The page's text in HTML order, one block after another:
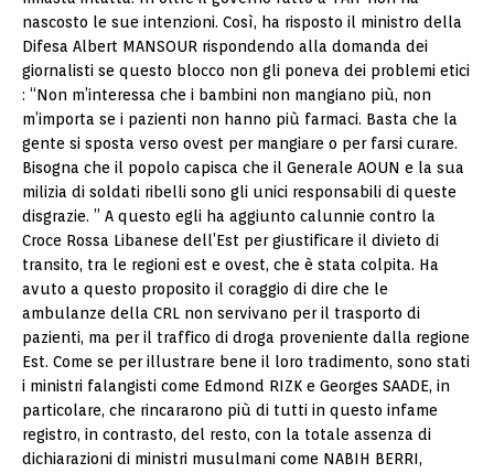
nascosto le sue intenzioni. Così, ha risposto il ministro della
Difesa Albert MANSOUR rispondendo alla domanda dei
giornalisti se questo blocco non gli poneva dei problemi etici
: “Non m’interessa che i bambini non mangiano più, non
m’importa se i pazienti non hanno più farmaci. Basta che la
gente si sposta verso ovest per mangiare o per farsi curare.
Bisogna che il popolo capisca che il Generale AOUN e la sua
milizia di soldati ribelli sono gli unici responsabili di queste
disgrazie. ” A questo egli ha aggiunto calunnie contro la
Croce Rossa Libanese dell’Est per giustificare il divieto di
transito, tra le regioni est e ovest, che è stata colpita. Ha
avuto a questo proposito il coraggio di dire che le
ambulanze della CRL non servivano per il trasporto di
pazienti, ma per il traffico di droga proveniente dalla regione
Est. Come se per illustrare bene il loro tradimento, sono stati
i ministri falangisti come Edmond RIZK e Georges SAADE, in
particolare, che rincararono più di tutti in questo infame
registro, in contrasto, del resto, con la totale assenza di
dichiarazioni di ministri musulmani come NABIH BERRI,